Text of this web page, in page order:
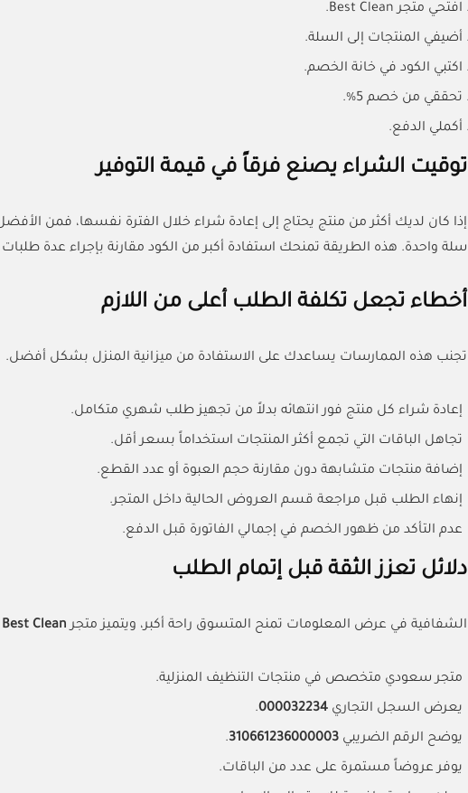
افتحي متجر Best Clean.
أضيفي المنتجات إلى السلة.
اكتبي الكود في خانة الخصم.
تحققي من خصم 5%.
أكملي الدفع.
توقيت الشراء يصنع فرقاً في قيمة التوفير
إذا كان لديك أكثر من منتج يحتاج إلى إعادة شراء خلال الفترة نفسها، فمن
سلة واحدة. هذه الطريقة تمنحك استفادة أكبر من الكود مقارنة بإجراء عدة
أخطاء تجعل تكلفة الطلب أعلى من اللازم
تجنب هذه الممارسات يساعدك على الاستفادة من ميزانية المنزل بشكل أفضل.
إعادة شراء كل منتج فور انتهائه بدلاً من تجهيز طلب شهري متكامل.
تجاهل الباقات التي تجمع أكثر المنتجات استخداماً بسعر أقل.
إضافة منتجات متشابهة دون مقارنة حجم العبوة أو عدد القطع.
إنهاء الطلب قبل مراجعة قسم العروض الحالية داخل المتجر.
عدم التأكد من ظهور الخصم في إجمالي الفاتورة قبل الدفع.
دلائل تعزز الثقة قبل إتمام الطلب
الشفافية في عرض المعلومات تمنح المتسوق راحة أكبر، ويتميز متجر Best Clean
متجر سعودي متخصص في منتجات التنظيف المنزلية.
يعرض السجل التجاري 000032234
.
يوضح الرقم الضريبي 310661236000003
.
يوفر عروضاً مستمرة على عدد من الباقات.